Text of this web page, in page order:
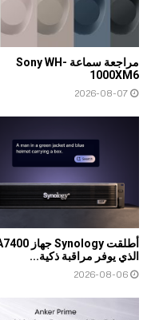
مراجعة سماعة Sony WH-
1000XM6
2026-08-07
الذي يوفر مراقبة ذكية...
2026-08-06